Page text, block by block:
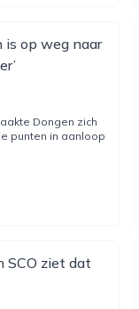
is op weg naar
Dongen zich
punten in aanloop
SCO ziet dat